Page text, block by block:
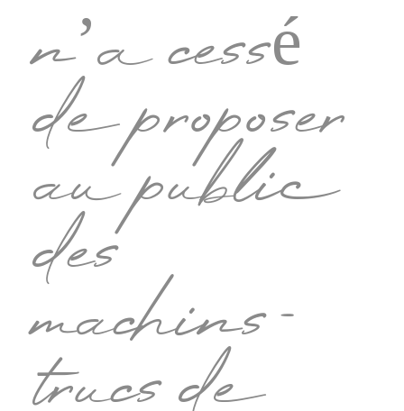
n’a cessé
de proposer
au public
des
machins-
trucs de